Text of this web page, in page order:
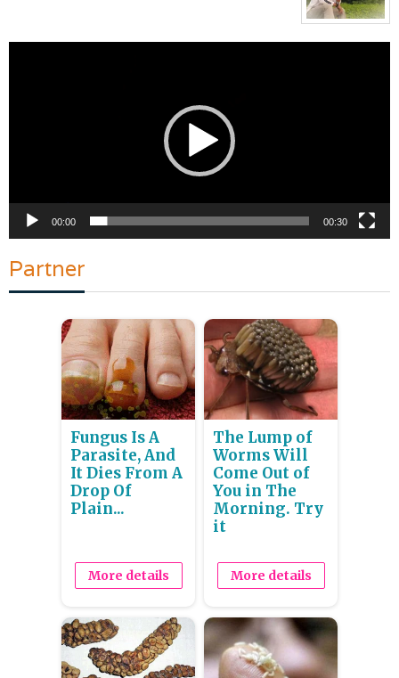
00:00 00:30
Partner
Fungus Is A
Parasite, And
It Dies From A
Drop Of
Plain...
More details
The Lump of
Worms Will
Come Out of
You in The
Morning. Try
it
More details